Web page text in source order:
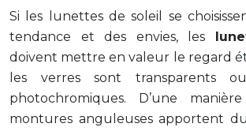
Si les lunettes de soleil se
tendance et des envies, les
doivent mettre en valeur le regard
les verres sont transparents
photochromiques. D’une
montures anguleuses apportent